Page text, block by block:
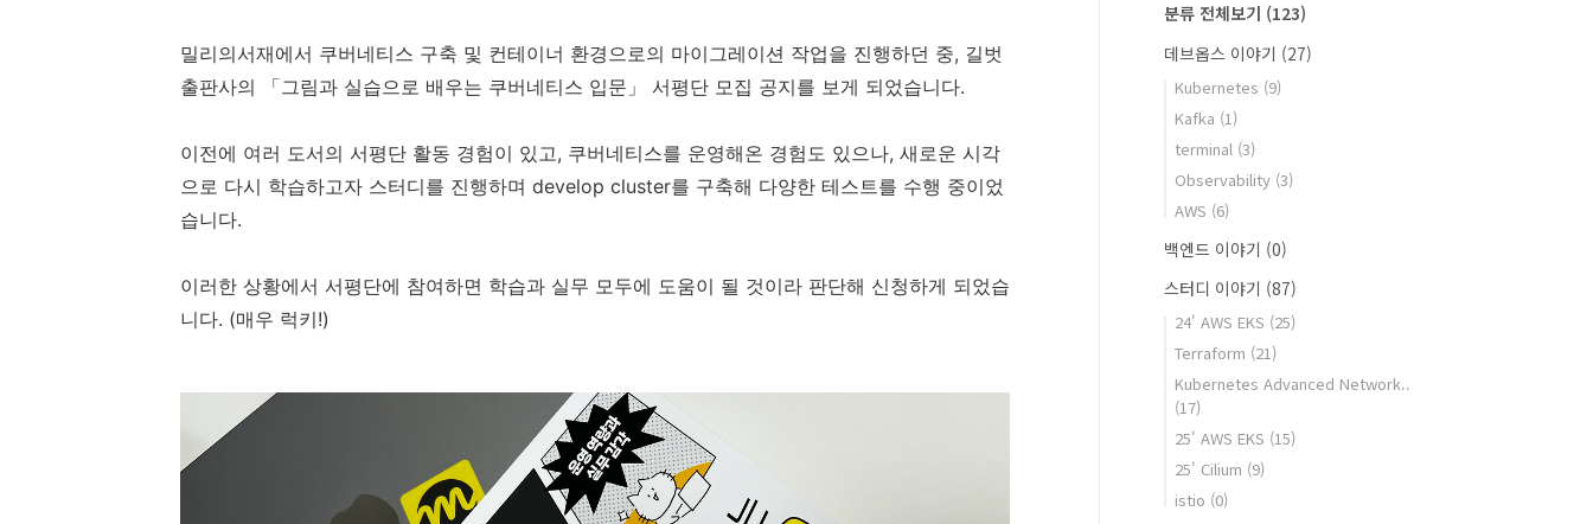
밀리의서재에서 쿠버네티스 구축 및 컨테이너 환경으로의 마이그레이션 작업을 진행하던 중, 길벗
출판사의 「그림과 실습으로 배우는 쿠버네티스 입문」 서평단 모집 공지를 보게 되었습니다.
이전에 여러 도서의 서평단 활동 경험이 있고, 쿠버네티스를 운영해온 경험도 있으나, 새로운 시각
으로 다시 학습하고자 스터디를 진행하며 develop cluster를 구축해 다양한 테스트를 수행 중이었
습니다.
이러한 상황에서 서평단에 참여하면 학습과 실무 모두에 도움이 될 것이라 판단해 신청하게 되었습
니다. (매우 럭키!)
분류 전체보기 (123)
데브옵스 이야기 (27)
Kubernetes (9)
Kafka (1)
terminal (3)
Observability (3)
AWS (6)
백엔드 이야기 (0)
스터디 이야기 (87)
24' AWS EKS (25)
Terraform (21)
Kubernetes Advanced Network..
(17)
25' AWS EKS (15)
25' Cilium (9)
istio (0)